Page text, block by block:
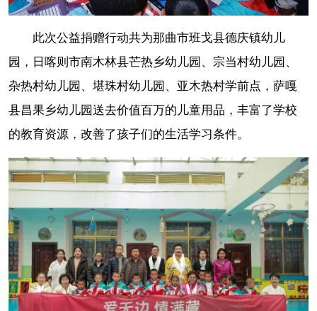
此次公益捐赠行动共为那曲市班戈县德庆镇幼儿
园，日喀则市南木林县芒热乡幼儿园、宗当村幼儿园、
杂热村幼儿园、堪珠村幼儿园、亚木热村学前点，萨嘎
县昌果乡幼儿园送去价值百万的儿童用品，丰富了学校
的教育资源，改善了孩子们的生活学习条件。